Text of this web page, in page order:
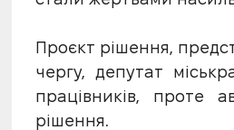
Проєкт рішення,
чергу, депутат
працівників, проте
рішення.